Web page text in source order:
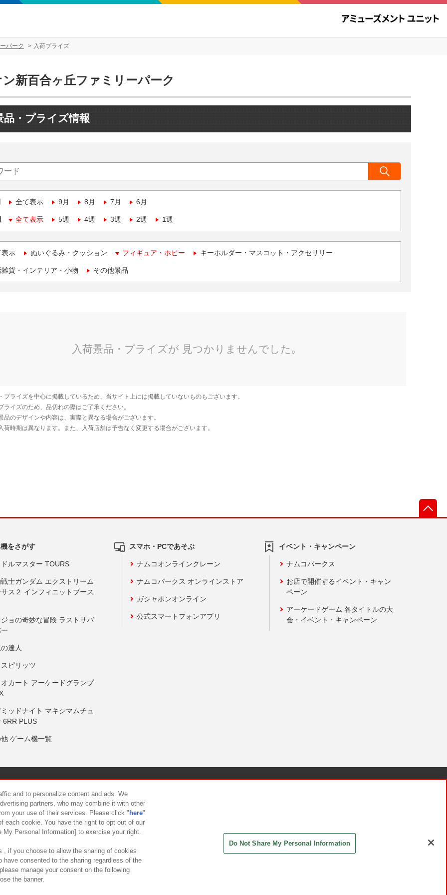
パーク 入荷プライズ
新百合ヶ丘ファミリーパーク
品・プライズ情報
全て表示 9月 8月 7月 6月
全て表示 5週 4週 3週 2週 1週
表示 ぬいぐるみ・クッション フィギュア・ホビー キーホルダー・マスコット・アクセサリー
貨・インテリア・小物 その他景品
をさがす
ルマスター TOURS
士ガンダム エクストリーム
ス２ インフィニットブース
ョの奇妙な冒険 ラストサバ
達人
ピリッツ
カート アーケードグランプ
ッドナイト マキシマムチュ
6RR PLUS
ゲーム機一覧
スマホ・PCであそぶ
ナムコオンラインクレーン
ナムコパークス オンラインストア
ガシャポンオンライン
公式スマートフォンアプリ
イベント・キャンペーン
ナムコパークス
お店で開催するイベント・キャン
ペーン
アーケードゲーム 各タイトルの大
会・イベント・キャンペーン
について カスタマーハラスメント対応方針
and to personalize content and ads. We
partners, who may combine it with other
your use of their services. Please click " here"
each cookie. You have the right to opt out of our
Personal Information] to exercise your right.
, if you choose to allow the sharing of cookies
have consented to the sharing regardless of the
manage your consent on the following
the banner.
Do Not Share My Personal Information